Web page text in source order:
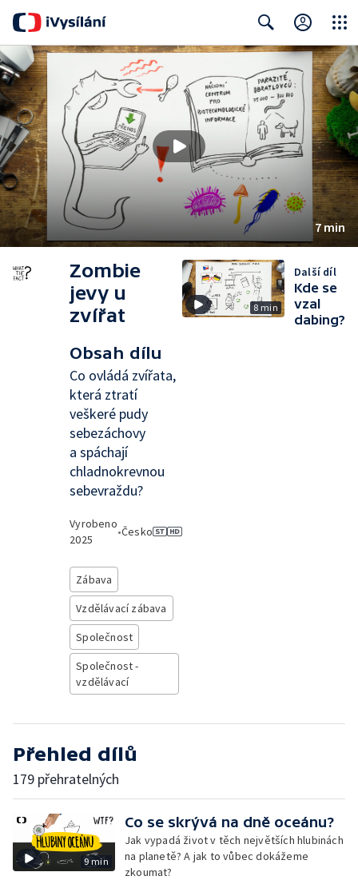
Search Close
7 min
Zombie
jevy u
zvířat
Obsah dílu
Co ovládá zvířata,
která ztratí
veškeré pudy
sebezáchovy
a spáchají
chladnokrevnou
sebevraždu?
Vyrobeno
2025
•Česko
Zábava
Vzdělávací zábava
Společnost
Společnost -
vzdělávací
8 min
Další díl
Kde se
vzal
dabing?
Přehled dílů
179 přehratelných
9 min
Co se skrývá na dně oceánu?
Jak vypadá život v těch největších hlubinách
na planetě? A jak to vůbec dokážeme
zkoumat?